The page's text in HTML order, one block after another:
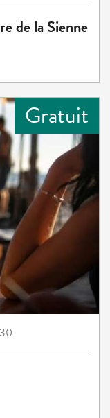
de la Sienne
Gratuit